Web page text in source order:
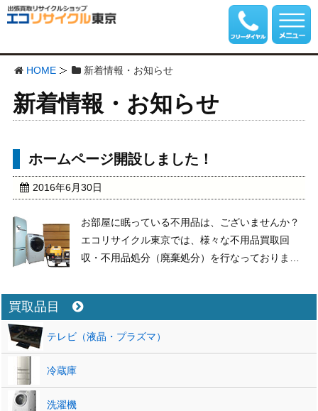
HOME 新着情報・お知らせ
新着情報・お知らせ
ホームページ開設しました！
2016年6月30日
お部屋に眠っている不用品は、ございませんか？
エコリサイクル東京では、様々な不用品買取回
収・不用品処分（廃棄処分）を行なっております
な不用品でも買取、出張でのお引き取りが可能。
お見積りは無料、東京を中心にお電話1本で伺い
買取品目
テレビ（液晶・プラズマ）
冷蔵庫
洗濯機